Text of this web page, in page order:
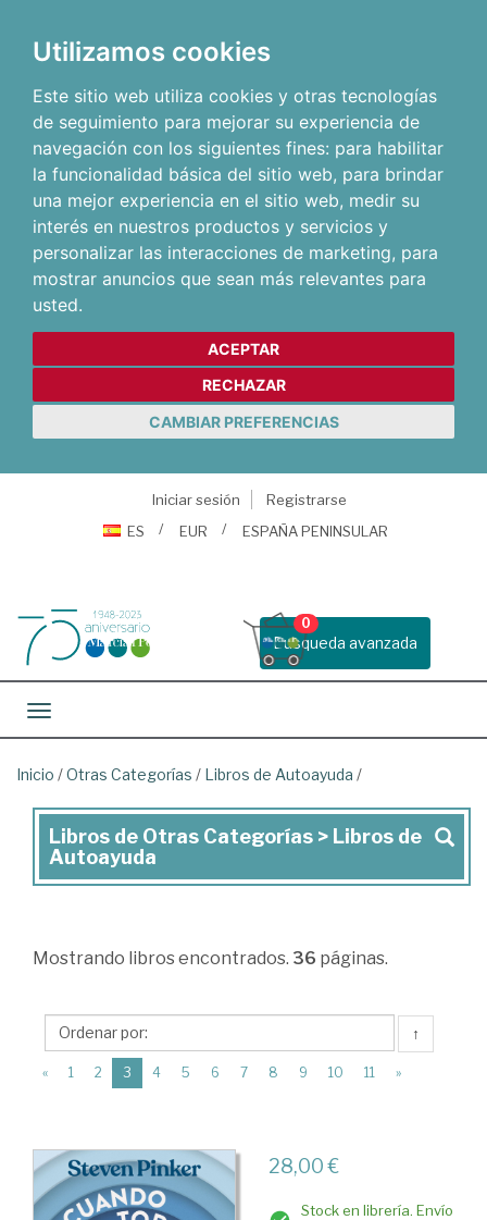
Utilizamos cookies
Este sitio web utiliza cookies y otras tecnologías
de seguimiento para mejorar su experiencia de
navegación con los siguientes fines: para habilitar
la funcionalidad básica del sitio web, para brindar
una mejor experiencia en el sitio web, medir su
interés en nuestros productos y servicios y
personalizar las interacciones de marketing, para
mostrar anuncios que sean más relevantes para
usted.
ACEPTAR
RECHAZAR
CAMBIAR PREFERENCIAS
Iniciar sesión
Registrarse
ES
EUR ESPAÑA PENINSULAR
Busqueda avanzada
0
Toggle navigation
Inicio /Otras Categorías / Libros de Autoayuda /
Libros
de
Categorías
Libros
de
Autoayuda
Libros de Otras Categorías > Libros de
Autoayuda
Mostrando libros encontrados. 36 páginas.
↑
« 1 2 3 (current)
4 5 6 7 8 9 10 11 »
28,00 €
Stock en librería. Envío